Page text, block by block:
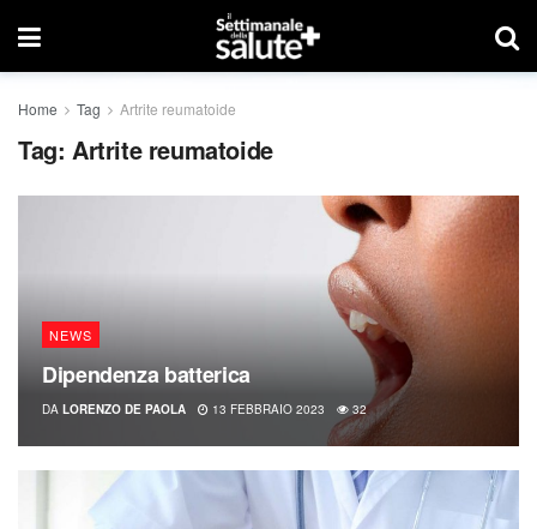
Home Tag Artrite reumatoide
Tag: Artrite reumatoide
NEWS
Dipendenza batterica
DA LORENZO DE PAOLA 13 FEBBRAIO 2023 32